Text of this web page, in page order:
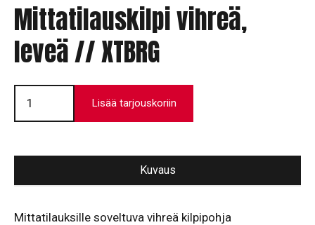
Mittatilauskilpi vihreä,
leveä // XTBRG
Mittatilauskilpi
vihreä,
leveä
//
Lisää tarjouskoriin
Kuvaus
Mittatilauksille soveltuva vihreä kilpipohja